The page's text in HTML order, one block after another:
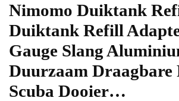
Nimomo Duiktank
Duiktank Refill
Gauge Slang
Duurzaam Draagbare
Scuba Dooier…